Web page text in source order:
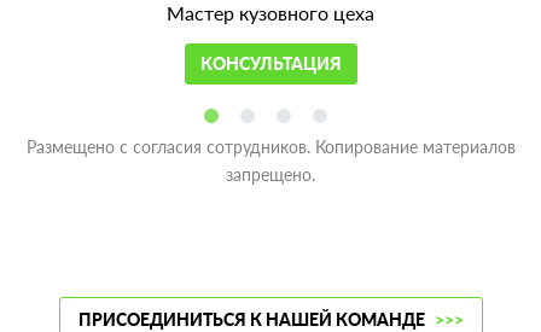
Мастер кузовного цеха
КОНСУЛЬТАЦИЯ
Размещено с согласия сотрудников. Копирование материалов
запрещено.
ПРИСОЕДИНИТЬСЯ К НАШЕЙ КОМАНДЕ >>>